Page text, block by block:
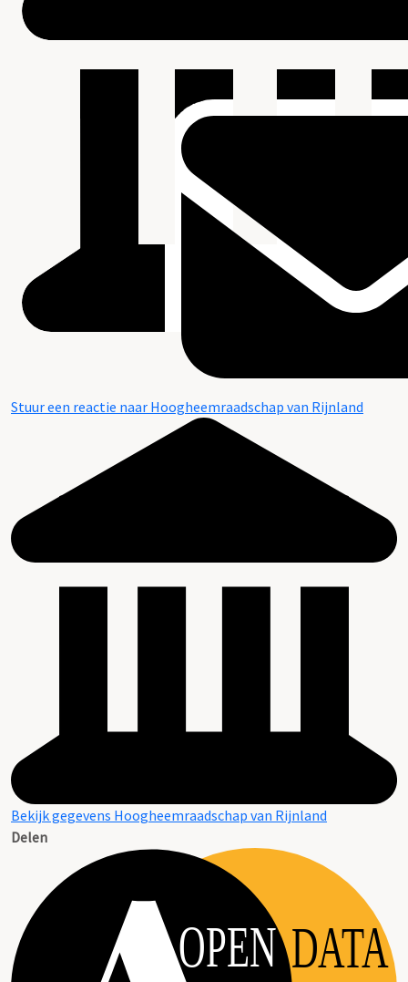
Stuur een reactie naar Hoogheemraadschap van Rijnland
Bekijk gegevens Hoogheemraadschap van Rijnland
Delen
OPEN DATA